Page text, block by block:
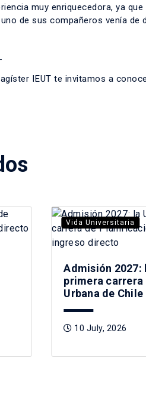
muy enriquecedora, ya
de sus compañeros venía de
IEUT te invitamos a
Vida Universitaria
Admisión 2027:
primera
Urbana de
10 July, 2026